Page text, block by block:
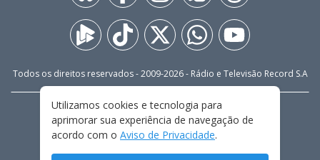
Todos os direitos reservados - 2009-2026- Rádio e Televisão Record S.A
FALE CONOSCO
PRIVACIDADE
TERMOS E CONDIÇÕES DE USO
Utilizamos cookies e tecnologia para
aprimorar sua experiência de navegação de
acordo com o Aviso de Privacidade.